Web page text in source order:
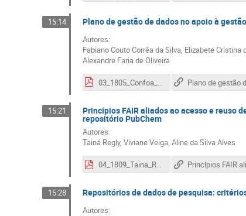
15:14 Plano de gestão de dados no apoio à
Autores:
Fabiano Couto Corrêa da Silva, Elizabete
Alexandre Faria de Oliveira
03_1805_Confoa_-_PGD_IBICT.pdf
15:21 Princípios FAIR aliados ao acesso e reuso
repositório PubChem
Autores:
Tainá Regly, Viviane Veiga, Aline da Silva Alves
04_1809_Taina_Regly_-_Slides_Confoa_Pubchem.pdf
15:28 Repositórios de dados de pesquisa:
Autores: